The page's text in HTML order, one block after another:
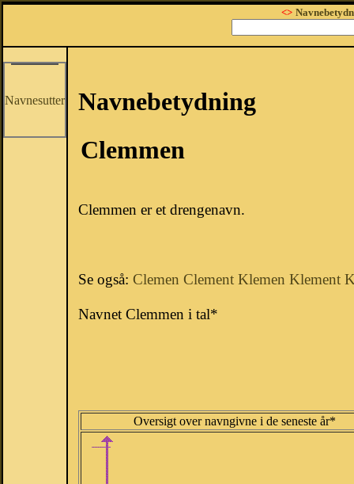
<>
Navnesutter
Navnebetydning
Clemmen
Clemmen er et drengenavn.
Se også: Clemen Clement Klemen Klement
Navnet Clemmen i tal*
Oversigt over navngivne i de seneste år*